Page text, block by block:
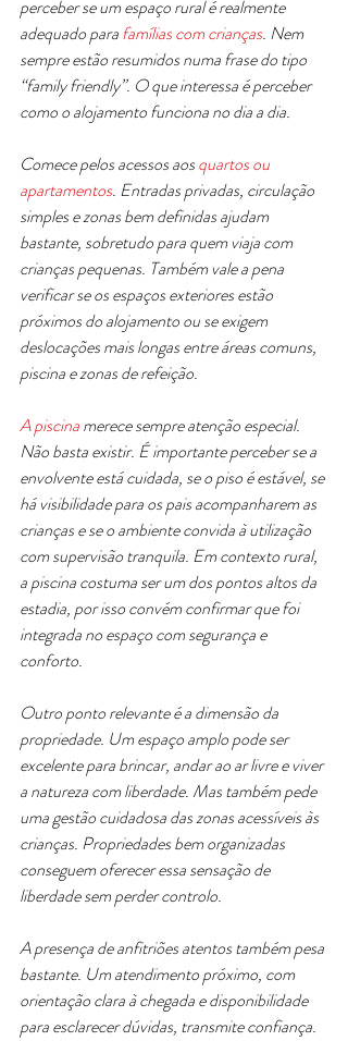
perceber se um espaço rural é realmente
adequado para famílias com crianças. Nem
sempre estão resumidos numa frase do tipo
“family friendly”. O que interessa é perceber
como o alojamento funciona no dia a dia.
Comece pelos acessos aos quartos ou
apartamentos. Entradas privadas, circulação
simples e zonas bem definidas ajudam
bastante, sobretudo para quem viaja com
crianças pequenas. Também vale a pena
verificar se os espaços exteriores estão
próximos do alojamento ou se exigem
deslocações mais longas entre áreas comuns,
piscina e zonas de refeição.
A piscina merece sempre atenção especial.
Não basta existir. É importante perceber se a
envolvente está cuidada, se o piso é estável, se
há visibilidade para os pais acompanharem as
crianças e se o ambiente convida à utilização
com supervisão tranquila. Em contexto rural,
a piscina costuma ser um dos pontos altos da
estadia, por isso convém confirmar que foi
integrada no espaço com segurança e
conforto.
Outro ponto relevante é a dimensão da
propriedade. Um espaço amplo pode ser
excelente para brincar, andar ao ar livre e viver
a natureza com liberdade. Mas também pede
uma gestão cuidadosa das zonas acessíveis às
crianças. Propriedades bem organizadas
conseguem oferecer essa sensação de
liberdade sem perder controlo.
A presença de anfitriões atentos também pesa
bastante. Um atendimento próximo, com
orientação clara à chegada e disponibilidade
para esclarecer dúvidas, transmite confiança.